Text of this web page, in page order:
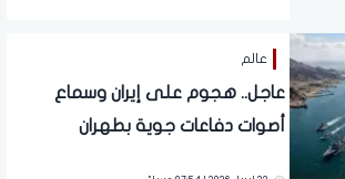
عالم
عاجل.. هجوم على إيران وسماع
أصوات دفاعات جوية بطهران